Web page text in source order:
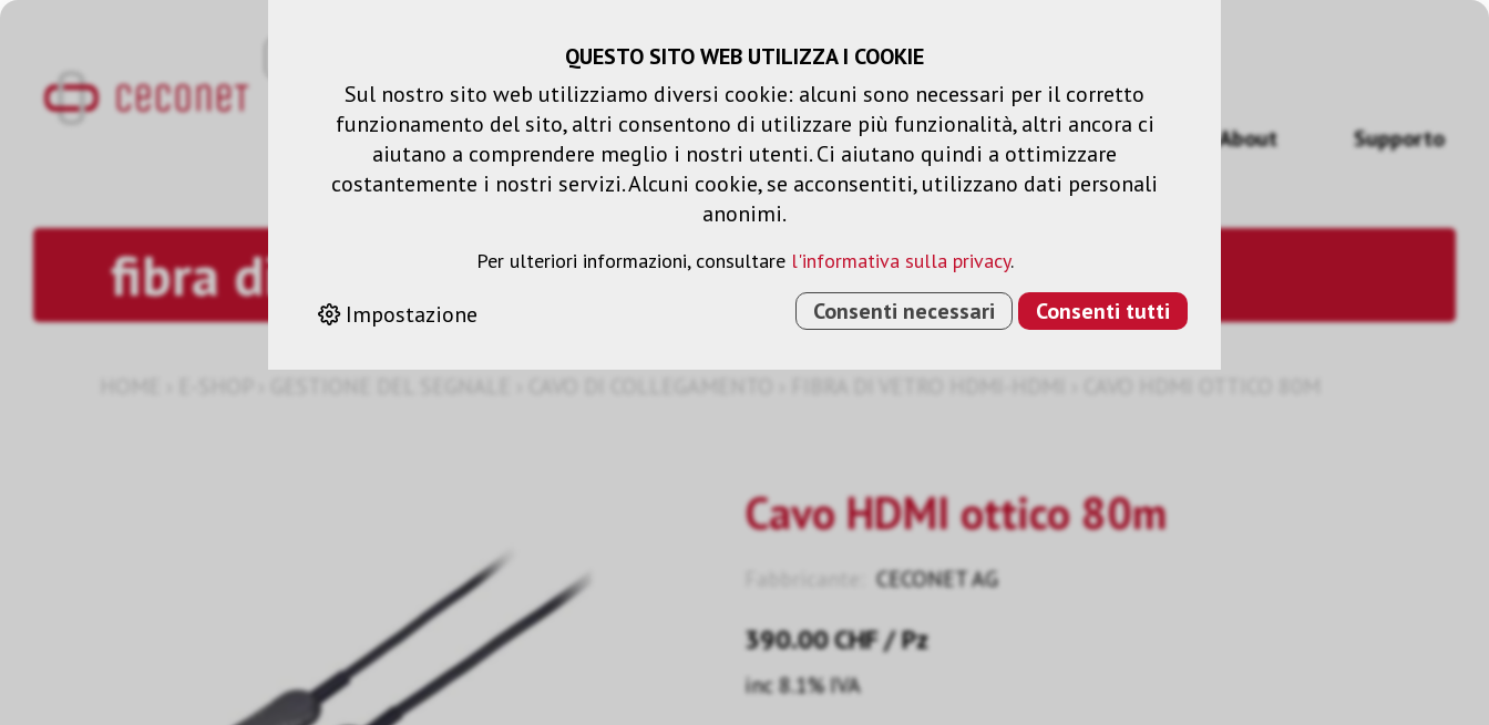
Carrello spesa Liste dei desideri
Prodotti Soluzioni Servizi News About Supporto
fibra di vetro HDMI-HDMI
Cavo HDMI ottico 80m
CECONET AG
390.00CHF/ Pz
inc 8.1% IVA
QUESTO SITO WEB UTILIZZA I COOKIE
Sul nostro sito web utilizziamo diversi cookie: alcuni sono necessari per il corretto
funzionamento del sito, altri consentono di utilizzare più funzionalità, altri ancora ci
aiutano a comprendere meglio i nostri utenti. Ci aiutano quindi a ottimizzare
costantemente i nostri servizi. Alcuni cookie, se acconsentiti, utilizzano dati personali
anonimi.
Per ulteriori informazioni, consultare l'informativa sulla privacy.
Impostazione Consenti necessari Consenti tutti